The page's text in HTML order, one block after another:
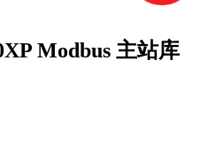
Modbus 主站库